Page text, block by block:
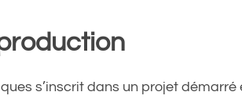
s’inscrit dans un projet démarré